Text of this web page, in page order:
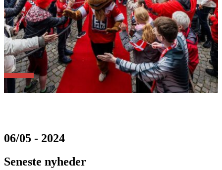
06/05 - 2024
Seneste nyheder